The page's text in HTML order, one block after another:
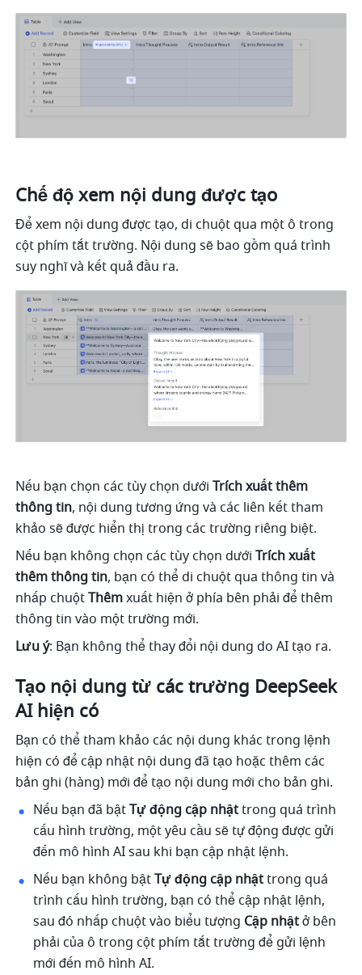
Chế độ xem nội dung được tạo
Để xem nội dung được tạo, di chuột qua một ô trong
cột phím tắt trường. Nội dung sẽ bao gồm quá trình
suy nghĩ và kết quả đầu ra.
Nếu bạn chọn các tùy chọn dưới Trích xuất thêm
thông tin, nội dung tương ứng và các liên kết tham
khảo sẽ được hiển thị trong các trường riêng biệt.
Nếu bạn không chọn các tùy chọn dưới Trích xuất
thêm thông tin, bạn có thể di chuột qua thông tin và
nhấp chuột Thêm xuất hiện ở phía bên phải để thêm
thông tin vào một trường mới.
Lưu ý: Bạn không thể thay đổi nội dung do AI tạo ra.
Tạo nội dung từ các trường DeepSeek
AI hiện có
Bạn có thể tham khảo các nội dung khác trong lệnh
hiện có để cập nhật nội dung đã tạo hoặc thêm các
bản ghi (hàng) mới để tạo nội dung mới cho bản ghi.
Nếu bạn đã bật Tự động cập nhật trong quá trình
cấu hình trường, một yêu cầu sẽ tự động được gửi
đến mô hình AI sau khi bạn cập nhật lệnh.
Nếu bạn không bật Tự động cập nhật trong quá
trình cấu hình trường, bạn có thể cập nhật lệnh,
sau đó nhấp chuột vào biểu tượng Cập nhật ở bên
phải của ô trong cột phím tắt trường để gửi lệnh
mới đến mô hình AI.